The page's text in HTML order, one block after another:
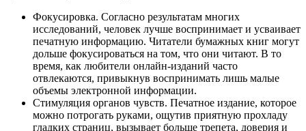
Фокусировка. Согласно результатам многих
исследований, человек лучше воспринимает и усваивает
печатную информацию. Читатели бумажных книг могут
дольше фокусироваться на том, что они читают. В то
время, как любители онлайн-изданий часто
отвлекаются, привыкнув воспринимать лишь малые
объемы электронной информации.
Стимуляция органов чувств. Печатное издание, которое
можно потрогать руками, ощутив приятную прохладу
гладких страниц, вызывает больше трепета, доверия и